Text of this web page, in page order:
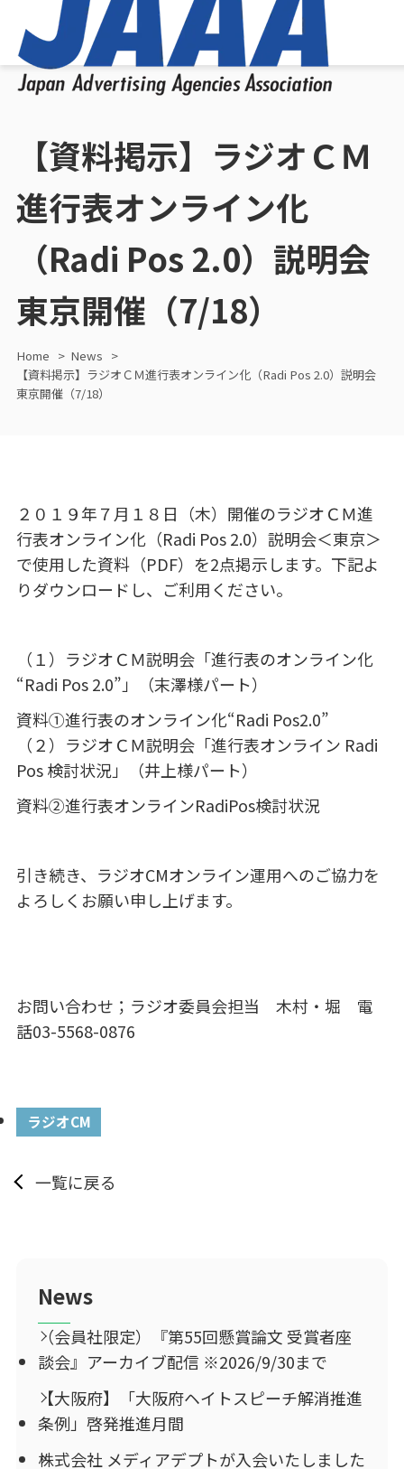
【資料掲示】ラジオＣＭ
進行表オンライン化
（Radi Pos 2.0）説明会
東京開催（7/18）
Home
News
【資料掲示】ラジオＣＭ進行表オンライン化（Radi Pos 2.0）説明会
東京開催（7/18）
２０１９年７月１８日（木）開催のラジオＣＭ進
行表オンライン化（Radi Pos 2.0）説明会＜東京＞
で使用した資料（PDF）を2点掲示します。下記よ
りダウンロードし、ご利用ください。
（１）ラジオＣＭ説明会「進行表のオンライン化
“Radi Pos 2.0”」（末澤様パート）
資料①進行表のオンライン化“Radi Pos2.0”
（２）ラジオＣＭ説明会「進行表オンライン Radi
Pos 検討状況」（井上様パート）
資料②進行表オンラインRadiPos検討状況
引き続き、ラジオCMオンライン運用へのご協力を
よろしくお願い申し上げます。
お問い合わせ；ラジオ委員会担当 木村・堀 電
話03-5568-0876
ラジオCM
一覧に戻る
News
（会員社限定）『第55回懸賞論文 受賞者座
談会』アーカイブ配信 ※2026/9/30まで
【大阪府】「大阪府ヘイトスピーチ解消推進
条例」啓発推進月間
株式会社 メディアデプトが入会いたしました